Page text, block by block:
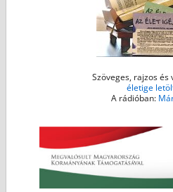
Szöveges, rajzos és
életige
A rádióban: